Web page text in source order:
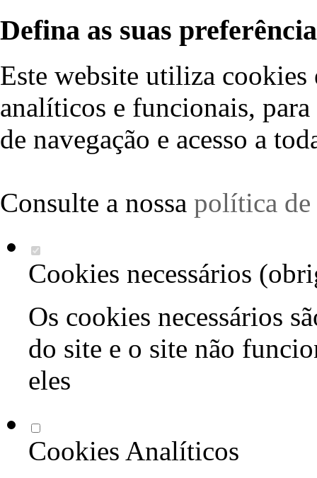
Defina as suas
Este website utiliza cookies
analíticos e funcionais,
de navegação e acesso a
Consulte a nossa política de
Cookies necessários
Os cookies necessários
do site e o site não
eles
Cookies Analíticos